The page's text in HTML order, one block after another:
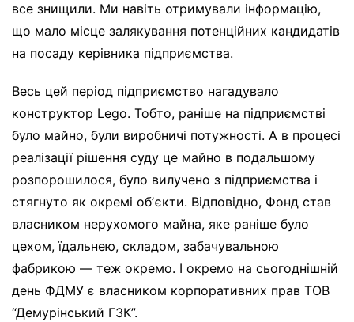
все знищили. Ми навіть отримували інформацію,
що мало місце залякування потенційних кандидатів
на посаду керівника підприємства.
Весь цей період підприємство нагадувало
конструктор Lego. Тобто, раніше на підприємстві
було майно, були виробничі потужності. А в процесі
реалізації рішення суду це майно в подальшому
розпорошилося, було вилучено з підприємства і
стягнуто як окремі обʼєкти. Відповідно, Фонд став
власником нерухомого майна, яке раніше було
цехом, їдальнею, складом, забачувальною
фабрикою — теж окремо. І окремо на сьогоднішній
день ФДМУ є власником корпоративних прав ТОВ
“Демурінський ГЗК”.